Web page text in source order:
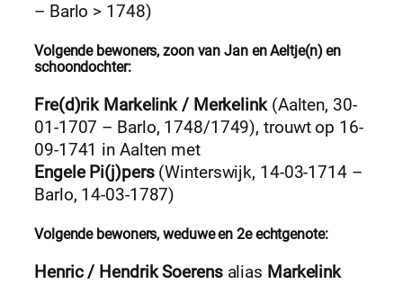
– Barlo > 1748)
Volgende bewoners, zoon van Jan en Aeltje(n) en
schoondochter:
Fre(d)rik Markelink / Merkelink(Aalten, 30-
01-1707 – Barlo, 1748/1749), trouwt op 16-
09-1741 in Aalten met
Engele Pi(j)pers(Winterswijk, 14-03-1714 –
Barlo, 14-03-1787)
Volgende bewoners, weduwe en 2e echtgenote:
Henric / Hendrik Soerensalias Markelink